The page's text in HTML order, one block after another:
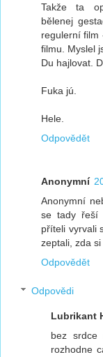
Takže ta
bělenej
regulerní film
filmu. Myslel
Du hajlovat.
Fuka jú.
Hele.
Odpovědět
Anonymní
Anonymní
se tady řeší
příteli vyrvali
zeptali, zda si
Odpovědět
Odpovědi
Lubrikant
bez srdce
rozhodne